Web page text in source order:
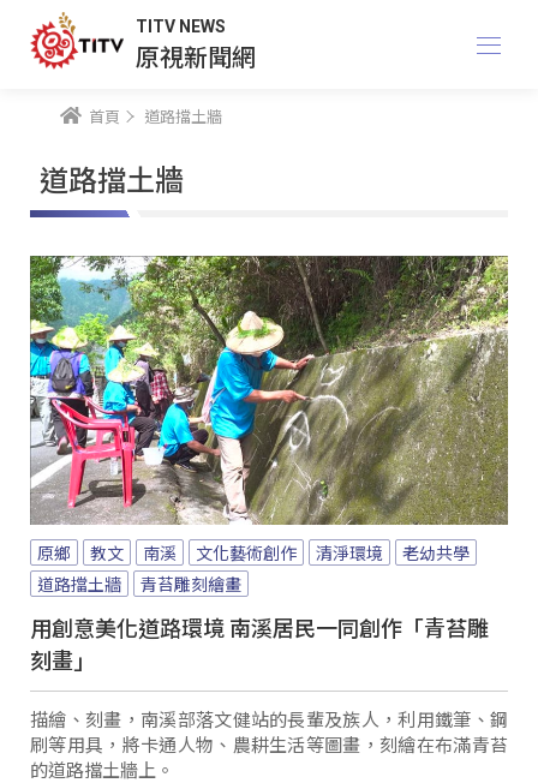
TITV NEWS
原視新聞網
首頁 道路擋土牆
道路擋土牆
原鄉 教文 南溪 文化藝術創作 清淨環境
老幼共學
道路擋土牆
青苔雕刻繪畫
用創意美化道路環境 南溪居民一同創作「青苔雕
刻畫」
描繪、刻畫，南溪部落文健站的長輩及族人，利用鐵筆、鋼
刷等用具，將卡通人物、農耕生活等圖畫，刻繪在布滿青苔
的道路擋土牆上。